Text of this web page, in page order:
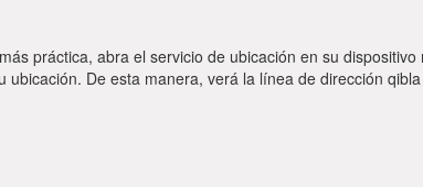
práctica, abra el servicio de ubicación en su
De esta manera, verá la línea de dirección